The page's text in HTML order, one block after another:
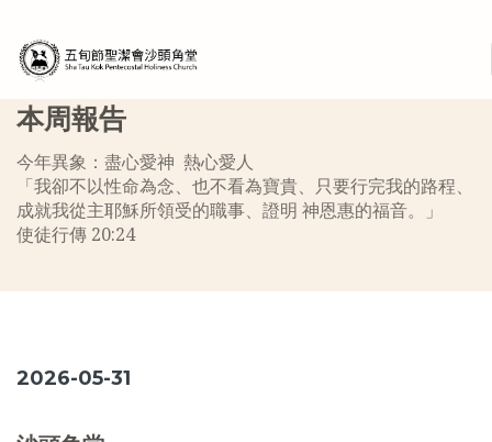
本周報告
今年異象：盡心愛神 熱心愛人
「我卻不以性命為念、也不看為寶貴、只要行完我的路程、
成就我從主耶穌所領受的職事、證明 神恩惠的福音。」
使徒行傳 20:24
2026-05-31